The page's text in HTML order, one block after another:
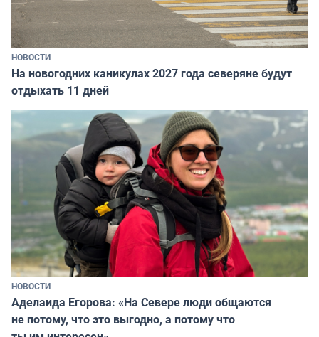
НОВОСТИ
На новогодних каникулах 2027 года северяне будут
отдыхать 11 дней
НОВОСТИ
Аделаида Егорова: «На Севере люди общаются
не потому, что это выгодно, а потому что